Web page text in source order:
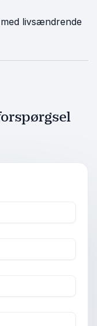
livsændrende